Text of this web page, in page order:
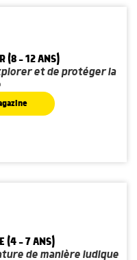
(8 - 12 ANS)
et de protéger la
(4 - 7 ANS)
de manière ludique